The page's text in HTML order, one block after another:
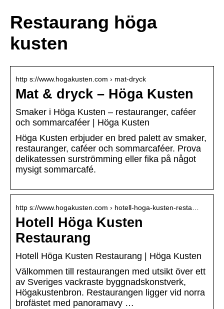
Restaurang höga
kusten
http s://www.hogakusten.com › mat-dryck
Mat & dryck – Höga Kusten
Smaker i Höga Kusten – restauranger, caféer
och sommarcaféer | Höga Kusten
Höga Kusten erbjuder en bred palett av smaker,
restauranger, caféer och sommarcaféer. Prova
delikatessen surströmming eller fika på något
mysigt sommarcafé.
http s://www.hogakusten.com › hotell-hoga-kusten-resta…
Hotell Höga Kusten
Restaurang
Hotell Höga Kusten Restaurang | Höga Kusten
Välkommen till restaurangen med utsikt över ett
av Sveriges vackraste byggnadskonstverk,
Högakustenbron. Restaurangen ligger vid norra
brofästet med panoramavy …